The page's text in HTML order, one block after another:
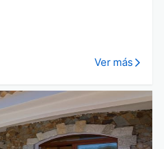
Ver más